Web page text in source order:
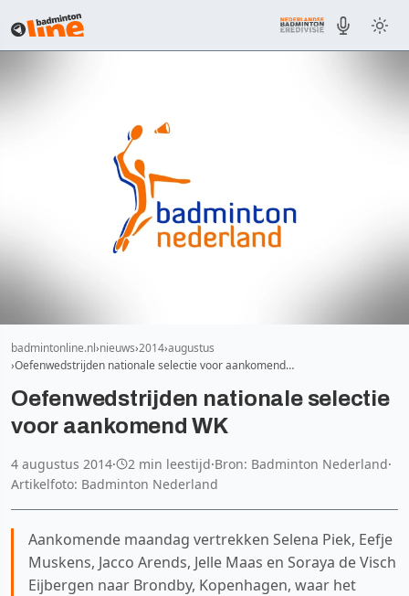
badmintonline.nl nieuws 2014 augustus
Oefenwedstrijden nationale selectie voor aankomend…
Oefenwedstrijden nationale selectie
voor aankomend WK
4 augustus 2014· 2 min leestijd·Bron: Badminton Nederland·
Artikelfoto: Badminton Nederland
Aankomende maandag vertrekken Selena Piek, Eefje
Muskens, Jacco Arends, Jelle Maas en Soraya de Visch
Eijbergen naar Brondby, Kopenhagen, waar het